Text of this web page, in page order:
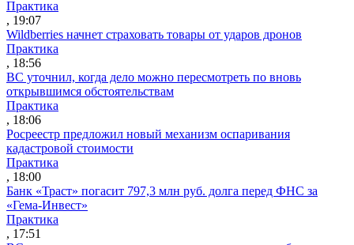
Практика
, 19:07
Wildberries начнет страховать товары от ударов дронов
Практика
, 18:56
ВС уточнил, когда дело можно пересмотреть по вновь
открывшимся обстоятельствам
Практика
, 18:06
Росреестр предложил новый механизм оспаривания
кадастровой стоимости
Практика
, 18:00
Банк «Траст» погасит 797,3 млн руб. долга перед ФНС за
«Гема-Инвест»
Практика
, 17:51